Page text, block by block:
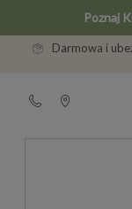
Poznaj
Darmowa i